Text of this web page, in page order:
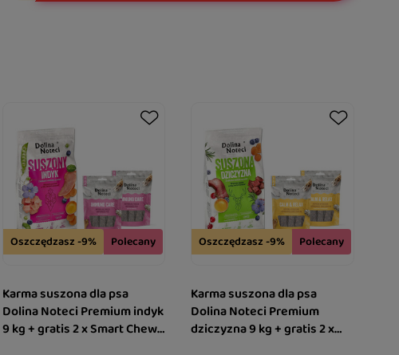
Oszczędzasz -9% Polecany
Karma suszona dla psa
Dolina Noteci Premium indyk
9 kg + gratis 2 x Smart Chews
Oszczędzasz -9% Polecany
Karma suszona dla psa
Dolina Noteci Premium
dziczyzna 9 kg + gratis 2 x